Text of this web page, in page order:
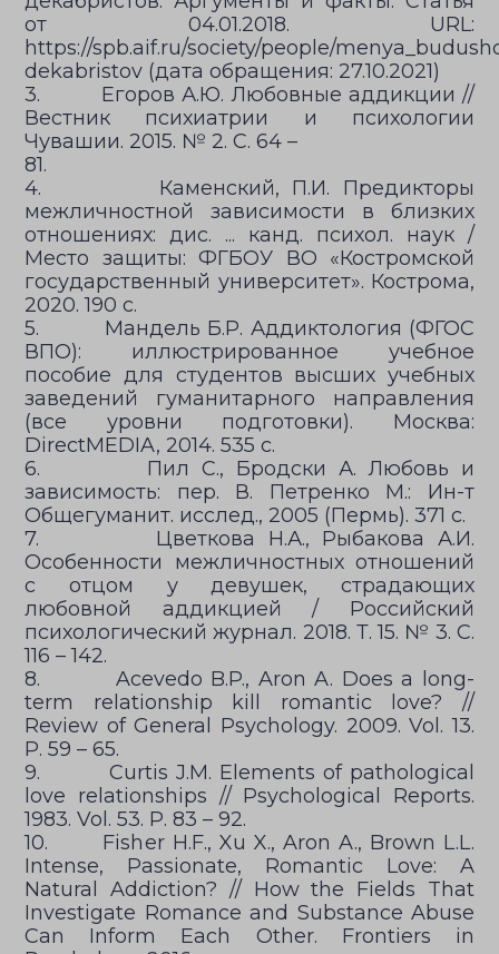
от 04.01.2018. URL:
https://spb.aif.ru/society/people/
dekabristov (дата обращения: 27.10.2021)
3. Егоров А.Ю. Любовные аддикции //
Вестник психиатрии и психологии
Чувашии. 2015. № 2. С. 64 –
81.
4. Каменский, П.И. Предикторы
межличностной зависимости в близких
отношениях: дис. ... канд. психол. наук /
Место защиты: ФГБОУ ВО «Костромской
государственный университет». Кострома,
2020. 190 с.
5. Мандель Б.Р. Аддиктология (ФГОС
ВПО): иллюстрированное учебное
пособие для студентов высших учебных
заведений гуманитарного направления
(все уровни подготовки). Москва:
DirectMEDIA, 2014. 535 c.
6. Пил С., Бродски А. Любовь и
зависимость: пер. В. Петренко М.: Ин-т
Общегуманит. исслед., 2005 (Пермь). 371 с.
7. Цветкова Н.А., Рыбакова А.И.
Особенности межличностных отношений
с отцом у девушек, страдающих
любовной аддикцией / Российский
психологический журнал. 2018. Т. 15. № 3. С.
116 – 142.
8. Acevedo B.P., Aron A. Does a long-
term relationship kill romantic love? //
Review of General Psychology. 2009. Vol. 13.
Р. 59 – 65.
9. Curtis J.M. Elements of pathological
love relationships // Psychological Reports.
1983. Vol. 53. Р. 83 – 92.
10. Fisher H.F., Xu X., Aron A., Brown L.L.
Intense, Passionate, Romantic Love: A
Natural Addiction? // How the Fields That
Investigate Romance and Substance Abuse
Can Inform Each Other. Frontiers in